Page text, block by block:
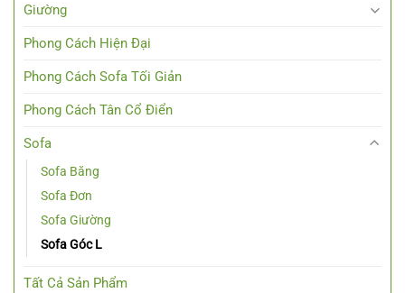
Giường
Phong Cách Hiện Đại
Phong Cách Sofa Tối Giản
Phong Cách Tân Cổ Điển
Sofa
Sofa Băng
Sofa Đơn
Sofa Giường
Sofa Góc L
Tất Cả Sản Phẩm